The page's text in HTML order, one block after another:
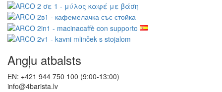
Angļu atbalsts
EN: +421 944 750 100 (9:00-13:00)
info@4barista.lv